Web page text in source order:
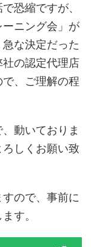
恐縮ですが、
ーニング会」が
な決定だった
の認定代理店
、ご理解の程
動いておりま
しくお願い致
ので、事前に
す。